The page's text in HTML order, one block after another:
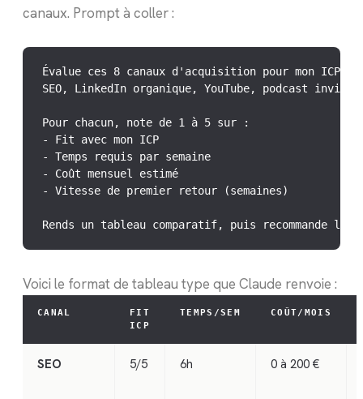
canaux. Prompt à coller :
Évalue ces 8 canaux d'acquisition pour mon ICP
SEO, LinkedIn organique, YouTube, podcast
Pour chacun, note de 1 à 5 sur :
- Fit avec mon ICP
- Temps requis par semaine
- Coût mensuel estimé
- Vitesse de premier retour (semaines)
Rends un tableau comparatif, puis
Voici le format de tableau type que Claude renvoie :
CANAL
FIT
ICP
TEMPS/SEM COÛT/MOIS
SEO 5/5 6h 0 à 200 €